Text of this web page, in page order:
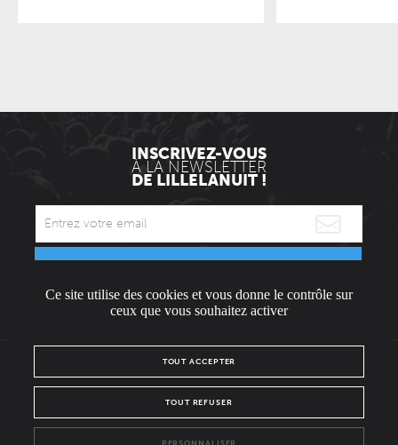
INSCRIVEZ-VOUS
À LA NEWSLETTER
DE LILLELANUIT !
* Envoyée uniquement le mercredi.
L'ÉQUIPE
CONTACT / PRESSE
NOUS REJOINDRE
MENTIONS LÉGALES
Ce site utilise des cookies et vous donne le contrôle sur
ceux que vous souhaitez activer
TOUT ACCEPTER
TOUT REFUSER
PERSONNALISER